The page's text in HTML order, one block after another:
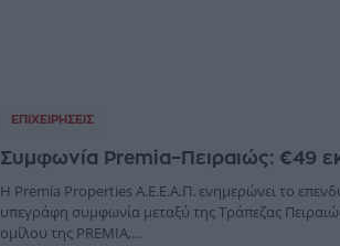
ΕΠΙΧΕΙΡΉΣΕΙΣ
Συμφωνία Premia–Πειραιώς: €49
Η Premia Properties A.E.E.A.Π. ενημερώνει το
υπεγράφη συμφωνία μεταξύ της Τράπεζας
ομίλου της PREMIA,...